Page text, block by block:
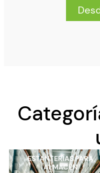
ESTANTERÍAS PARA
ALMACÉN